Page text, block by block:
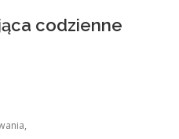
codzienne